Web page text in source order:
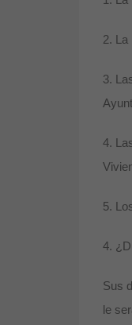
2. La
3.
4.
5.
4.
Sus
le